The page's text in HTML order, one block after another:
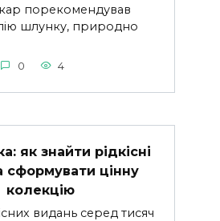
порекомендував
шлунку, природно
0 4
як знайти рідкісні
сформувати цінну
колекцію
видань серед тисяч